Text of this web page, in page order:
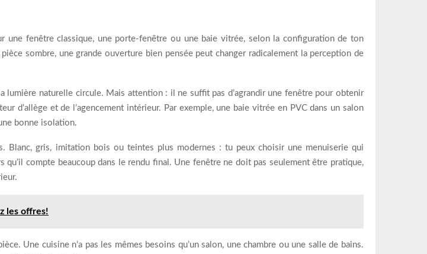
une fenêtre classique, une porte-fenêtre ou une baie vitrée, selon la configuration de ton
sombre, une grande ouverture bien pensée peut changer radicalement la perception de
naturelle circule. Mais attention : il ne suffit pas d’agrandir une fenêtre pour obtenir
d’allège et de l’agencement intérieur. Par exemple, une baie vitrée en PVC dans un salon
bonne isolation.
Blanc, gris, imitation bois ou teintes plus modernes : tu peux choisir une menuiserie qui
compte beaucoup dans le rendu final. Une fenêtre ne doit pas seulement être pratique,
les offres!
Une cuisine n’a pas les mêmes besoins qu’un salon, une chambre ou une salle de bains.